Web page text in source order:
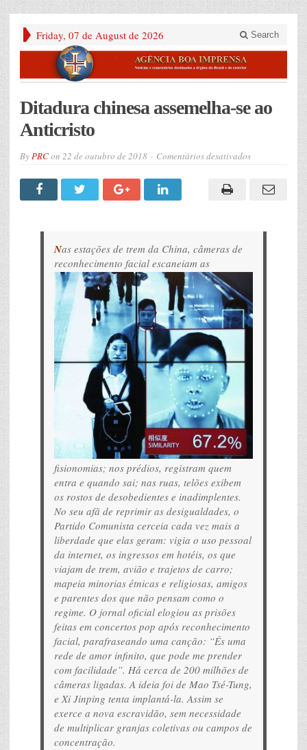
Friday, 07 de August de 2026 Search
Ditadura chinesa assemelha-se ao
Anticristo
ByPRCon 22 de outubro de 2018 Comentários desativadosem
assemelha-
Nas estações de trem da China, câmeras de
reconhecimento facial escaneiam as
fisionomias; nos prédios, registram quem
entra e quando sai; nas ruas, telões exibem
os rostos de desobedientes e inadimplentes.
No seu afã de reprimir as desigualdades, o
Partido Comunista cerceia cada vez mais a
liberdade que elas geram: vigia o uso pessoal
da internet, os ingressos em hotéis, os que
viajam de trem, avião e trajetos de carro;
mapeia minorias étnicas e religiosas, amigos
e parentes dos que não pensam como o
regime. O jornal oficial elogiou as prisões
feitas em concertos pop após reconhecimento
facial, parafraseando uma canção: “És uma
rede de amor infinito, que pode me prender
com facilidade”. Há cerca de 200 milhões de
câmeras ligadas. A ideia foi de Mao Tsé-Tung,
e Xi Jinping tenta implantá-la. Assim se
exerce a nova escravidão, sem necessidade
de multiplicar granjas coletivas ou campos de
concentração.